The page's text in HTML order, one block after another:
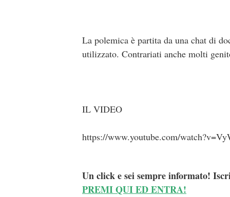
La polemica è partita da una chat di
utilizzato. Contrariati anche molti
IL VIDEO
https://www.youtube.com/
Un click e sei sempre informato!
PREMI QUI ED ENTRA!